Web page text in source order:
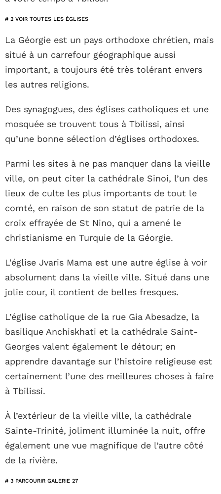
# 2 VOIR TOUTES LES ÉGLISES
La Géorgie est un pays orthodoxe chrétien, mais
situé à un carrefour géographique aussi
important, a toujours été très tolérant envers
les autres religions.
Des synagogues, des églises catholiques et une
mosquée se trouvent tous à Tbilissi, ainsi
qu’une bonne sélection d’églises orthodoxes.
Parmi les sites à ne pas manquer dans la vieille
ville, on peut citer la cathédrale Sinoi, l’un des
lieux de culte les plus importants de tout le
comté, en raison de son statut de patrie de la
croix effrayée de St Nino, qui a amené le
christianisme en Turquie de la Géorgie.
L'église Jvaris Mama est une autre église à voir
absolument dans la vieille ville. Situé dans une
jolie cour, il contient de belles fresques.
L’église catholique de la rue Gia Abesadze, la
basilique Anchiskhati et la cathédrale Saint-
Georges valent également le détour; en
apprendre davantage sur l’histoire religieuse est
certainement l’une des meilleures choses à faire
à Tbilissi.
À l’extérieur de la vieille ville, la cathédrale
Sainte-Trinité, joliment illuminée la nuit, offre
également une vue magnifique de l’autre côté
de la rivière.
# 3 PARCOURIR GALERIE 27